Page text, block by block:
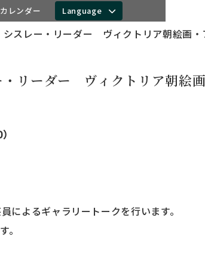
レンダー Language
スレー・リーダー ヴィクトリア朝絵画
・リーダー ヴィクトリア朝絵
によるギャラリートークを行います。
。